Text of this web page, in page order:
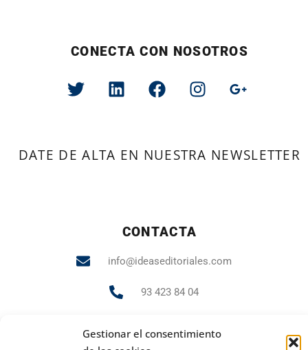
Gestionar el consentimiento
CONECTA CON NOSOTROS
DATE DE ALTA EN NUESTRA NEWSLETTER
CONTACTA
info@ideaseditoriales.com
93 423 84 04